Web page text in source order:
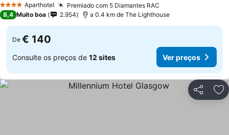
4 EstrelasAparthotel Premiado com 5 Diamantes RAC
8,4 Muito boa 2.954 a 0.4 km de The Lighthouse
De € 140
Consulte os preços de 12 sites Ver preços
Partilhar